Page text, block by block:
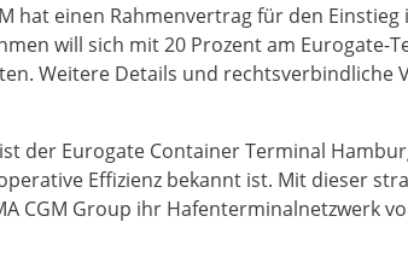
hat einen Rahmenvertrag für den
will sich mit 20 Prozent am Eurogate-
Weitere Details und rechtsverbindliche
der Eurogate Container Terminal
Effizienz bekannt ist. Mit dieser
CGM Group ihr Hafenterminalnetzwerk